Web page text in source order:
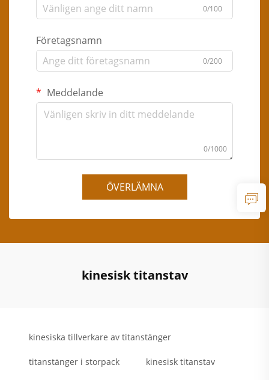
0/100
Företagsnamn
0/200
Meddelande
0/1000
ÖVERLÄMNA
kinesisk titanstav
kinesiska tillverkare av titanstänger
titanstänger i storpack kinesisk titanstav